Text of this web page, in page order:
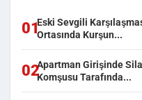
01Eski Sevgili
Ortasında Kurşun...
02Apartman Girişinde
Komşusu Tarafında...